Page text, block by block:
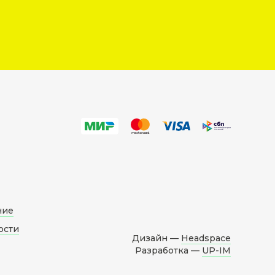
Дизайн — Headspace
Разработка — UP-IM